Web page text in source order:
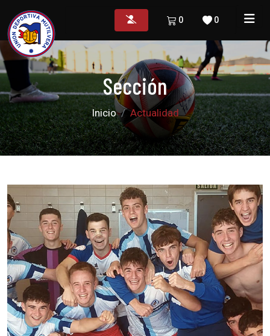
0
0
Sección
Inicio Actualidad